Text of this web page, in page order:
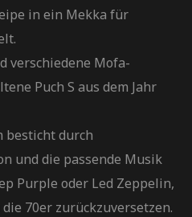
in ein Mekka für
verschiedene Mofa-
Puch S aus dem Jahr
besticht durch
und die passende Musik
Purple oder Led Zeppelin,
70er zurückzuversetzen.